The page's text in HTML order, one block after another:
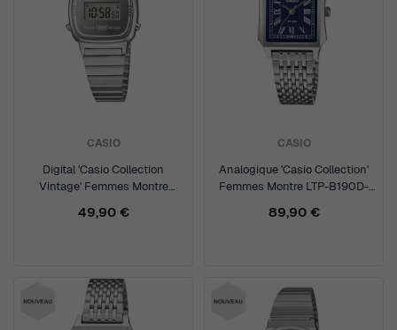
CASIO
Digital 'Casio Collection
Vintage' Femmes Montre
49,90 €
CASIO
Analogique 'Casio Collection'
Femmes Montre LTP-B190D-
89,90 €